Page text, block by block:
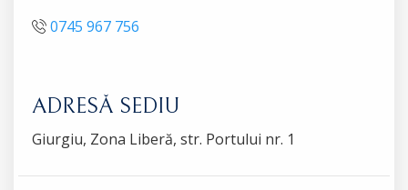
0745 967 756
ADRESĂ SEDIU
Giurgiu, Zona Liberă, str. Portului nr. 1